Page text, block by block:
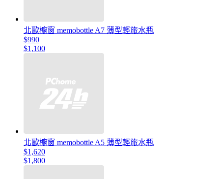
北歐櫥窗 memobottle A7 薄型輕旅水瓶
$990
$1,100
北歐櫥窗 memobottle A5 薄型輕旅水瓶
$1,620
$1,800